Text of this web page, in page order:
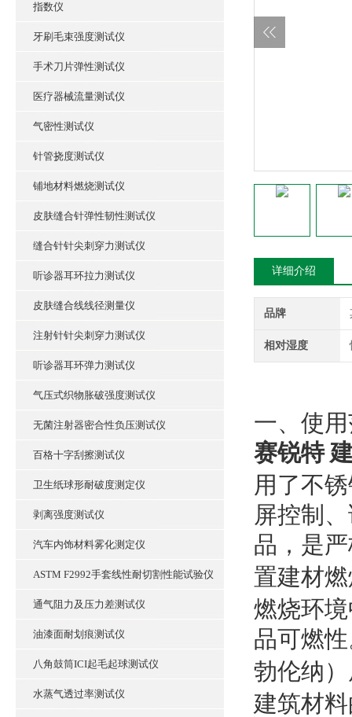
指数仪
牙刷毛束强度测试仪
手术刀片弹性测试仪
医疗器械流量测试仪
气密性测试仪
针管挠度测试仪
铺地材料燃烧测试仪
皮肤缝合针弹性韧性测试仪
缝合针针尖刺穿力测试仪
听诊器耳环拉力测试仪
皮肤缝合线线径测量仪
注射针针尖刺穿力测试仪
听诊器耳环弹力测试仪
气压式织物胀破强度测试仪
无菌注射器密合性负压测试仪
百格十字刮擦测试仪
卫生纸球形耐破度测定仪
剥离强度测试仪
汽车内饰材料雾化测定仪
ASTM F2992手套线性耐切割性能试验仪
通气阻力及压力差测试仪
油漆面耐划痕测试仪
八角鼓筒ICI起毛起球测试仪
水蒸气透过率测试仪
详细介绍
品牌
相对湿度
一、使
赛锐特
用了不
屏控制
品，是
置建材
燃烧环
品可燃
勃伦纳
建筑材